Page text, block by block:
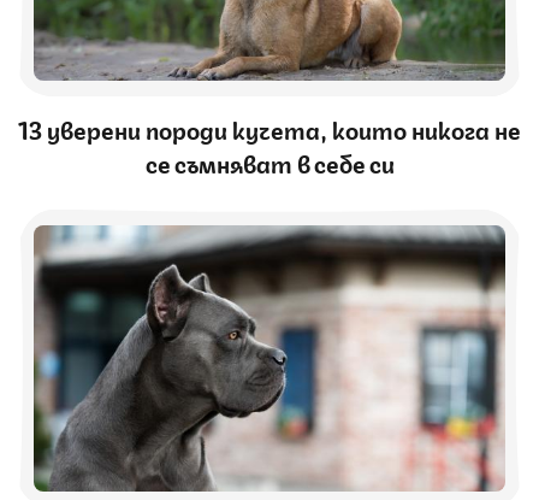
13 уверени породи кучета, които никога не
се съмняват в себе си